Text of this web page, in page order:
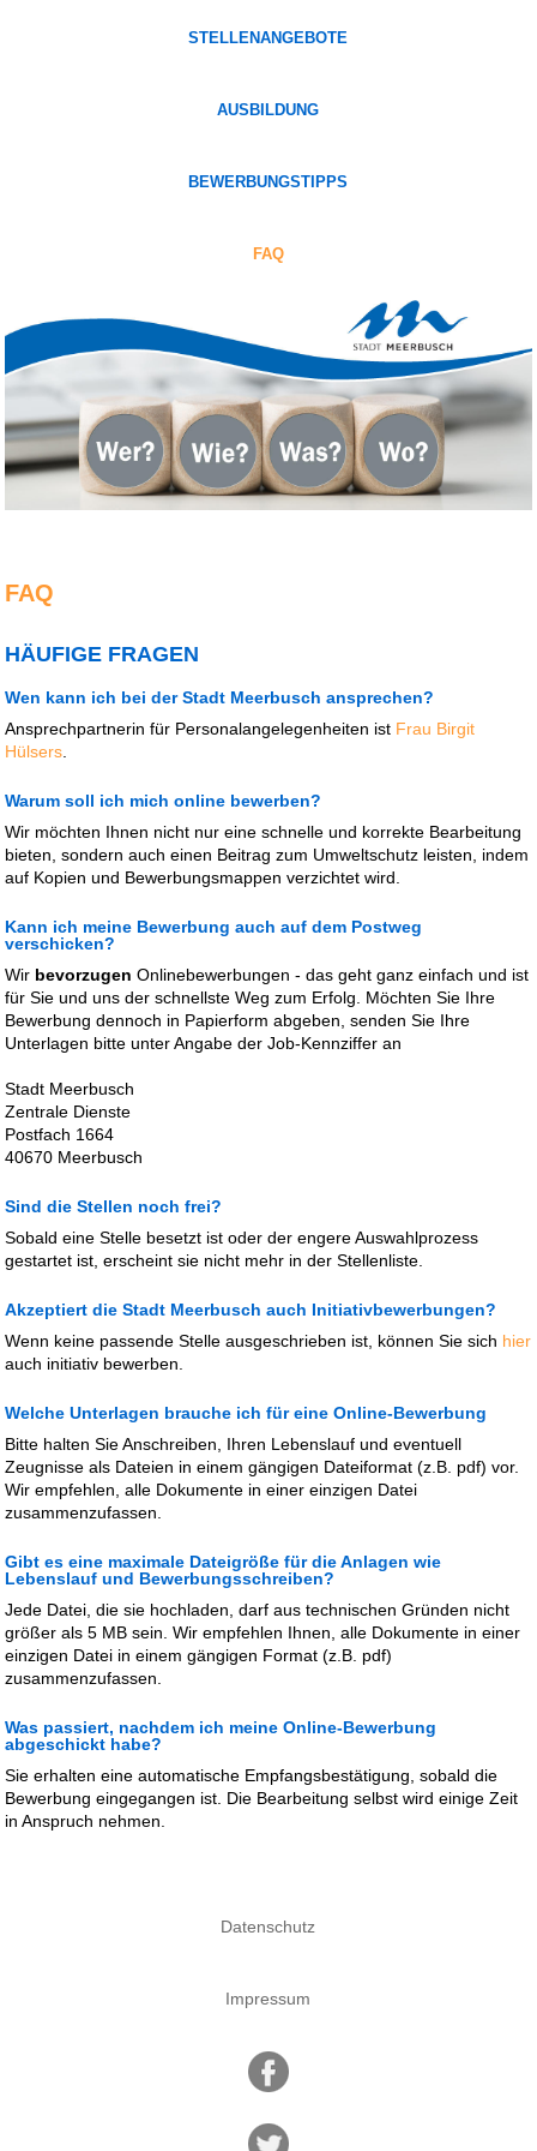
STELLENANGEBOTE
AUSBILDUNG
BEWERBUNGSTIPPS
FAQ
FAQ
HÄUFIGE FRAGEN
Wen kann ich bei der Stadt Meerbusch ansprechen?
Ansprechpartnerin für Personalangelegenheiten ist Frau Birgit
Hülsers
Warum soll ich mich online bewerben?
Wir möchten Ihnen nicht nur eine schnelle und korrekte Bearbeitung
bieten, sondern auch einen Beitrag zum Umweltschutz leisten, indem
auf Kopien und Bewerbungsmappen verzichtet wird.
Kann ich meine Bewerbung auch auf dem Postweg
verschicken?
Wir bevorzugenOnlinebewerbungen - das geht ganz einfach und ist
für Sie und uns der schnellste Weg zum Erfolg. Möchten Sie Ihre
Bewerbung dennoch in Papierform abgeben, senden Sie Ihre
Unterlagen bitte unter Angabe der Job-Kennziffer an
Stadt Meerbusch
Zentrale Dienste
Postfach 1664
40670 Meerbusch
Sind die Stellen noch frei?
Sobald eine Stelle besetzt ist oder der engere Auswahlprozess
gestartet ist, erscheint sie nicht mehr in der Stellenliste.
Akzeptiert die Stadt Meerbusch auch Initiativbewerbungen?
Wenn keine passende Stelle ausgeschrieben ist, können Sie sich hier
auch initiativ bewerben.
Welche Unterlagen brauche ich für eine Online-Bewerbung
Bitte halten Sie Anschreiben, Ihren Lebenslauf und eventuell
Zeugnisse als Dateien in einem gängigen Dateiformat (z.B. pdf) vor.
Wir empfehlen, alle Dokumente in einer einzigen Datei
zusammenzufassen.
Gibt es eine maximale Dateigröße für die Anlagen wie
Lebenslauf und Bewerbungsschreiben?
Jede Datei, die sie hochladen, darf aus technischen Gründen nicht
größer als 5 MB sein. Wir empfehlen Ihnen, alle Dokumente in einer
einzigen Datei in einem gängigen Format (z.B. pdf)
zusammenzufassen.
Was passiert, nachdem ich meine Online-Bewerbung
abgeschickt habe?
Sie erhalten eine automatische Empfangsbestätigung, sobald die
Bewerbung eingegangen ist. Die Bearbeitung selbst wird einige Zeit
in Anspruch nehmen.
Datenschutz
Impressum